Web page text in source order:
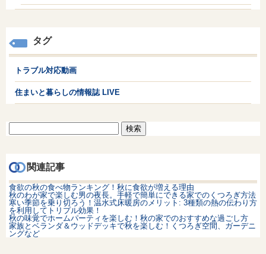
タグ
トラブル対応動画
住まいと暮らしの情報誌 LIVE
関連記事
食欲の秋の食べ物ランキング！秋に食欲が増える理由
秋のわが家で楽しむ男の夜長。手軽で簡単にできる家でのくつろぎ方法
寒い季節を乗り切ろう！温水式床暖房のメリット: 3種類の熱の伝わり方
を利用してトリプル効果！
秋の味覚でホームパーティを楽しむ！秋の家でのおすすめな過ごし方
家族とベランダ＆ウッドデッキで秋を楽しむ！くつろぎ空間、ガーデニ
ングなど